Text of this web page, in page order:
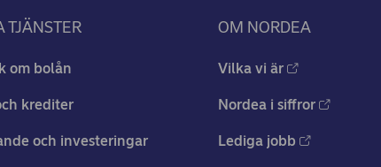
TJÄNSTER
om bolån
krediter
och investeringar
OM NORDEA
Vilka vi är
Nordea i siffror
Lediga jobb